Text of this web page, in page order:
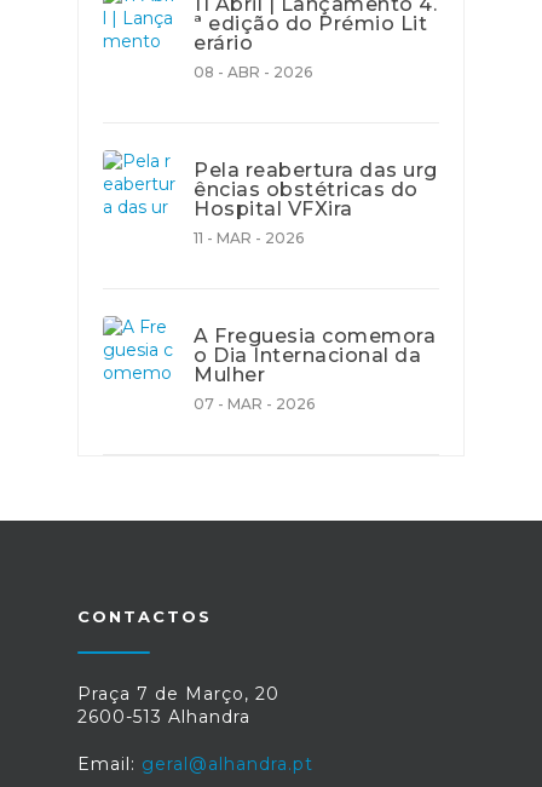
11 Abril | Lançamento 4.
ª edição do Prémio Lit
erário
08 - ABR - 2026
Pela reabertura das urg
ências obstétricas do
Hospital VFXira
11 - MAR - 2026
A Freguesia comemora
o Dia Internacional da
Mulher
07 - MAR - 2026
CONTACTOS
Praça 7 de Março, 20
2600-513 Alhandra
Email: geral@alhandra.pt